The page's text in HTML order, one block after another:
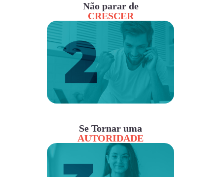
Não parar de
CRESCER
Se Tornar uma
AUTORIDADE